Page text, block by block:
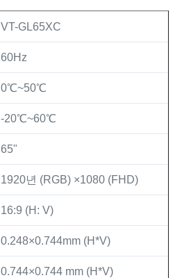
VT-GL65XC
60Hz
0℃~50℃
-20℃~60℃
65"
1920년 (RGB) ×1080 (FHD)
16:9 (H: V)
0.248×0.744mm (H*V)
0.744×0.744 mm (H*V)